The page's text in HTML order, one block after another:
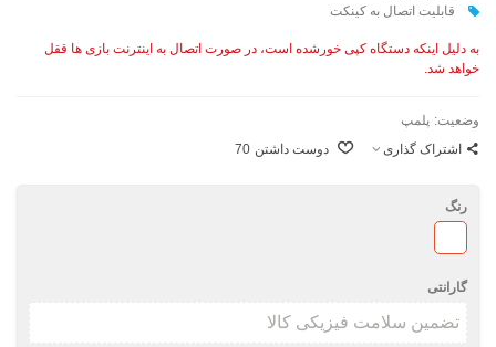
قابلیت اتصال به کینکت
به دلیل اینکه دستگاه کپی خورشده است، در صورت اتصال به اینترنت بازی ها ققل
خواهد شد.
وضعیت: پلمپ
اشتراک گذاری
دوست داشتن 70
رنگ
سفید
گارانتی